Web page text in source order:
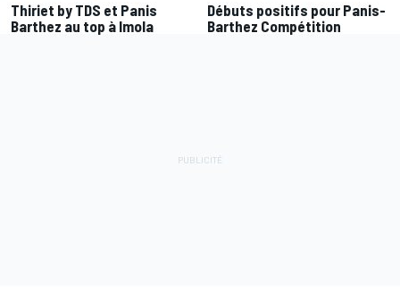
Thiriet by TDS et Panis
Barthez au top à Imola
Débuts positifs pour Panis-
Barthez Compétition